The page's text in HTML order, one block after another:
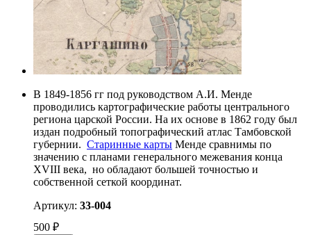
В 1849-1856 гг под руководством А.И. Менде
проводились картографические работы центрального
региона царской России. На их основе в 1862 году был
издан подробный топографический атлас Тамбовской
губернии. Старинные карты Менде сравнимы по
значению с планами генерального межевания конца
XVIII века, но обладают большей точностью и
собственной сеткой координат.
Артикул: 33-004
500 ₽